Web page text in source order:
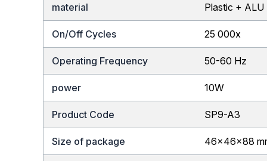
material Plastic + ALU
On/Off Cycles 25 000x
Operating Frequency 50-60 Hz
power 10W
Product Code SP9-A3
Size of package 46x46x88